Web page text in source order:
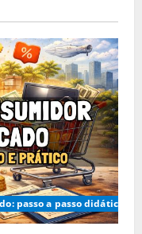
passo a passo didático e